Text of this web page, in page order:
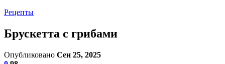
Рецепты
Брускетта с грибами
Опубликовано Сен 25, 2025